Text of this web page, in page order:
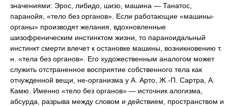
значениями: Эрос, либидо, шизо, машина — Танатос,
паранойя, «тело без органов». Если работающие «машины-
органы» производят желания, вдохновленные
шизофреническим инстинктом жизни, то параноидальный
инстинкт смерти влечет к остановке машины, возникновению т.
н. «тела без органов». Его художественным аналогом может
служить отстраненное восприятие собственного тела как
отчужденной вещи, не-организма у А. Арто, Ж.-П. Сартра, А.
Камю. Именно «тело без органов» — источник алогизма,
абсурда, разрыва между словом и действием, пространством и